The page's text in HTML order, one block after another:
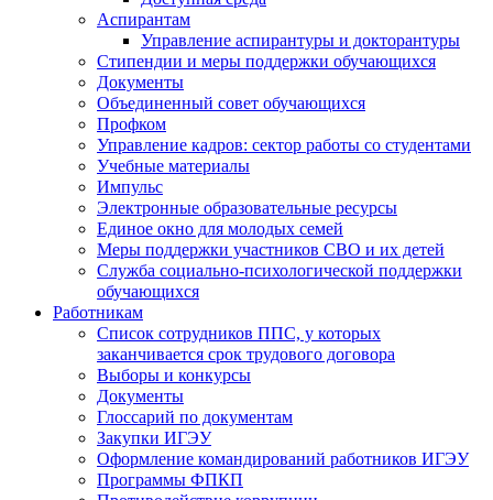
Аспирантам
Управление аспирантуры и докторантуры
Стипендии и меры поддержки обучающихся
Документы
Объединенный совет обучающихся
Профком
Управление кадров: сектор работы со студентами
Учебные материалы
Импульс
Электронные образовательные ресурсы
Единое окно для молодых семей
Меры поддержки участников СВО и их детей
Служба социально-психологической поддержки
обучающихся
Работникам
Список сотрудников ППС, у которых
заканчивается срок трудового договора
Выборы и конкурсы
Документы
Глоссарий по документам
Закупки ИГЭУ
Оформление командирований работников ИГЭУ
Программы ФПКП